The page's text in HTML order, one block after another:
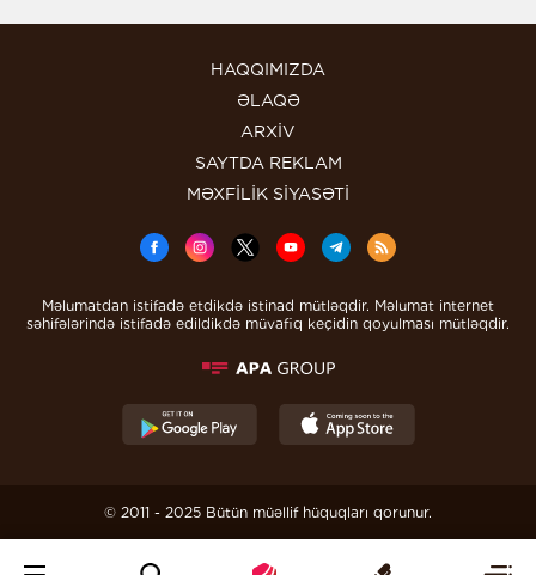
HAQQIMIZDA
ƏLAQƏ
ARXİV
SAYTDA REKLAM
MƏXFİLİK SİYASƏTİ
Məlumatdan istifadə etdikdə istinad mütləqdir. Məlumat internet
səhifələrində istifadə edildikdə müvafiq keçidin qoyulması mütləqdir.
© 2011 - 2025 Bütün müəllif hüquqları qorunur.